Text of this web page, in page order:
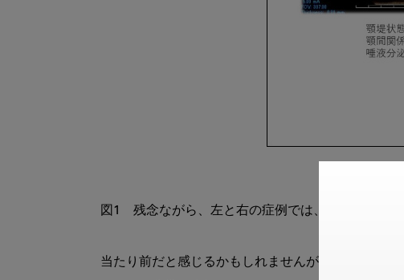
の
ゴ
ー
図1　残念ながら、左と右の症例では、得られる機
当たり前だと感じるかもしれませんが、この事実